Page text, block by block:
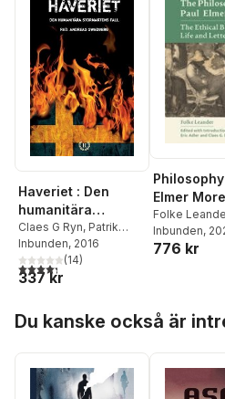
Haveriet : Den
humanitära
stormaktens fall
Claes G Ryn, Patrik
Magnusson,Marika
Formgren,Anna Lindén
Tanja Bergkvist
Erixon,Rolf K Nilsson,
Peter Stilbs
Ljunggren,Jan-Erik
Gustafsson,Anders
Inbunden, 2016
4,3utav 5 stjärnor. Totalt antal röster:
(14)
337 kr
Elmer More
Folke
Adler,Claes
Inbunden,
776 kr
Du kanske också är